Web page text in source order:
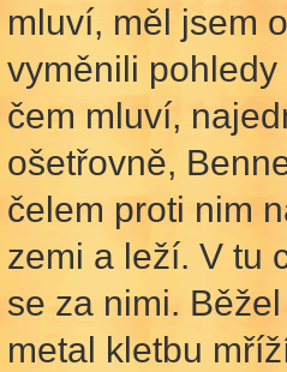
mluví, měl jsem
vyměnili
čem mluví,
ošetřovně,
čelem proti nim
zemi a leží. V tu
se za nimi.
metal kletbu